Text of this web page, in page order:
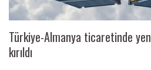
Türkiye-Almanya ticaretinde
kırıldı